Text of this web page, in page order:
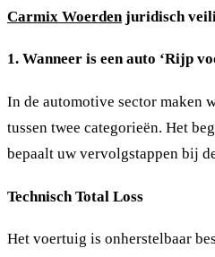
Carmix Woerden juridisch
1. Wanneer is een auto ‘Rijp
In de automotive sector maken
tussen twee categorieën. Het
bepaalt uw vervolgstappen bij
Technisch Total Loss
Het voertuig is onherstelbaar